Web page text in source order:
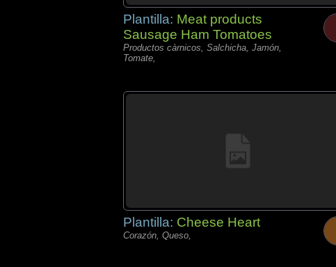
Plantilla: Meat products
Sausage Ham Tomatoes
Productos càrnicos, Salchicha, Jamón,
Tomate,
Plantilla: Cheese Heart
Corazón, Queso,